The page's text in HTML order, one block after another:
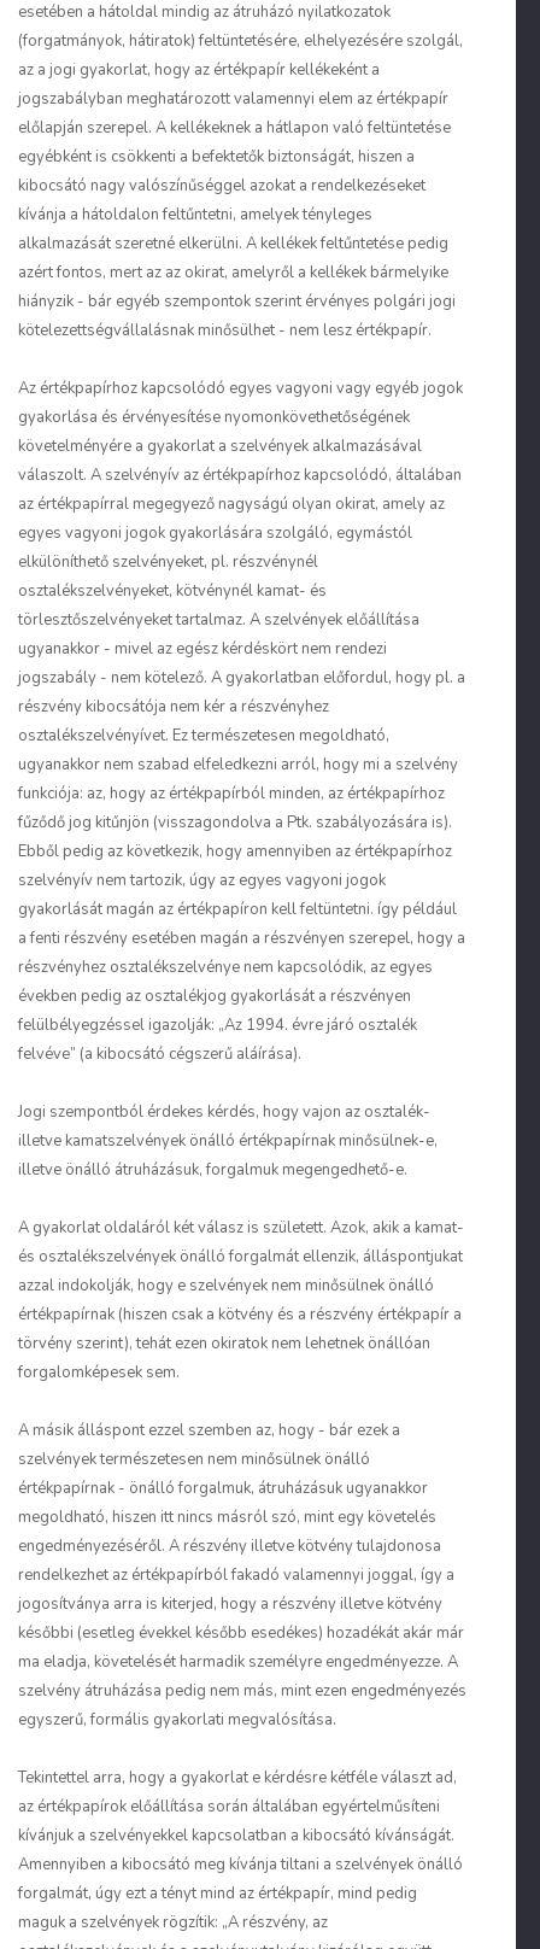
esetében a hátoldal mindig az átruházó nyilatkozatok
(forgatmányok, hátiratok) feltüntetésére, elhelyezésére szolgál,
az a jogi gyakorlat, hogy az értékpapír kellékeként a
jogszabályban meghatározott valamennyi elem az értékpapír
előlapján szerepel. A kellékeknek a hátlapon való feltüntetése
egyébként is csökkenti a befektetők biztonságát, hiszen a
kibocsátó nagy valószínűséggel azokat a rendelkezéseket
kívánja a hátoldalon feltűntetni, amelyek tényleges
alkalmazását szeretné elkerülni. A kellékek feltűntetése pedig
azért fontos, mert az az okirat, amelyről a kellékek bármelyike
hiányzik - bár egyéb szempontok szerint érvényes polgári jogi
kötelezettségvállalásnak minősülhet - nem lesz értékpapír.
Az értékpapírhoz kapcsolódó egyes vagyoni vagy egyéb jogok
gyakorlása és érvényesítése nyomonkövethetőségének
követelményére a gyakorlat a szelvények alkalmazásával
válaszolt. A szelvényív az értékpapírhoz kapcsolódó, általában
az értékpapírral megegyező nagyságú olyan okirat, amely az
egyes vagyoni jogok gyakorlására szolgáló, egymástól
elkülöníthető szelvényeket, pl. részvénynél
osztalékszelvényeket, kötvénynél kamat- és
törlesztőszelvényeket tartalmaz. A szelvények előállítása
ugyanakkor - mivel az egész kérdéskört nem rendezi
jogszabály - nem kötelező. A gyakorlatban előfordul, hogy pl. a
részvény kibocsátója nem kér a részvényhez
osztalékszelvényívet. Ez természetesen megoldható,
ugyanakkor nem szabad elfeledkezni arról, hogy mi a szelvény
funkciója: az, hogy az értékpapírból minden, az értékpapírhoz
fűződő jog kitűnjön (visszagondolva a Ptk. szabályozására is).
Ebből pedig az következik, hogy amennyiben az értékpapírhoz
szelvényív nem tartozik, úgy az egyes vagyoni jogok
gyakorlását magán az értékpapíron kell feltüntetni. így például
a fenti részvény esetében magán a részvényen szerepel, hogy a
részvényhez osztalékszelvénye nem kapcsolódik, az egyes
években pedig az osztalékjog gyakorlását a részvényen
felülbélyegzéssel igazolják: „Az 1994. évre járó osztalék
felvéve” (a kibocsátó cégszerű aláírása).
Jogi szempontból érdekes kérdés, hogy vajon az osztalék-
illetve kamatszelvények önálló értékpapírnak minősülnek-e,
illetve önálló átruházásuk, forgalmuk megengedhető-e.
A gyakorlat oldaláról két válasz is született. Azok, akik a kamat-
és osztalékszelvények önálló forgalmát ellenzik, álláspontjukat
azzal indokolják, hogy e szelvények nem minősülnek önálló
értékpapírnak (hiszen csak a kötvény és a részvény értékpapír a
törvény szerint), tehát ezen okiratok nem lehetnek önállóan
forgalomképesek sem.
A másik álláspont ezzel szemben az, hogy - bár ezek a
szelvények természetesen nem minősülnek önálló
értékpapírnak - önálló forgalmuk, átruházásuk ugyanakkor
megoldható, hiszen itt nincs másról szó, mint egy követelés
engedményezéséről. A részvény illetve kötvény tulajdonosa
rendelkezhet az értékpapírból fakadó valamennyi joggal, így a
jogosítványa arra is kiterjed, hogy a részvény illetve kötvény
későbbi (esetleg évekkel később esedékes) hozadékát akár már
ma eladja, követelését harmadik személyre engedményezze. A
szelvény átruházása pedig nem más, mint ezen engedményezés
egyszerű, formális gyakorlati megvalósítása.
Tekintettel arra, hogy a gyakorlat e kérdésre kétféle választ ad,
az értékpapírok előállítása során általában egyértelműsíteni
kívánjuk a szelvényekkel kapcsolatban a kibocsátó kívánságát.
Amennyiben a kibocsátó meg kívánja tiltani a szelvények önálló
forgalmát, úgy ezt a tényt mind az értékpapír, mind pedig
maguk a szelvények rögzítik: „A részvény, az